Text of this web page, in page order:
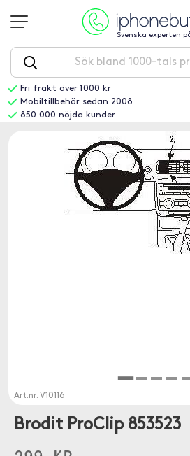
Svenska experten
Fri frakt över 1000 kr
Mobiltillbehör sedan 2008
850 000 nöjda kunder
Art.nr. V10116
Brodit ProClip 853523